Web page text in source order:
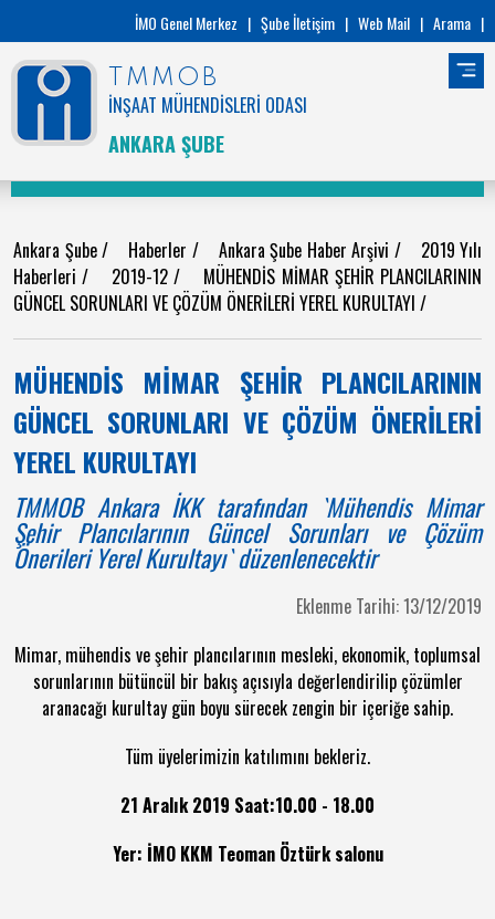
İMO Genel Merkez | Şube İletişim | Web Mail | Arama |
TMMOB
İNŞAAT MÜHENDİSLERİ ODASI
ANKARA ŞUBE
Ankara Şube/ Haberler / Ankara Şube Haber Arşivi / 2019 Yılı
Haberleri/ 2019-12/ MÜHENDİS MİMAR ŞEHİR PLANCILARININ
GÜNCEL SORUNLARI VE ÇÖZÜM ÖNERİLERİ YEREL KURULTAYI /
MÜHENDİS MİMAR ŞEHİR PLANCILARININ
GÜNCEL SORUNLARI VE ÇÖZÜM ÖNERİLERİ
YEREL KURULTAYI
TMMOB Ankara İKK tarafından `Mühendis Mimar
Şehir Plancılarının Güncel Sorunları ve Çözüm
Önerileri Yerel Kurultayı` düzenlenecektir
Eklenme Tarihi: 13/12/2019
Mimar, mühendis ve şehir plancılarının mesleki, ekonomik, toplumsal
sorunlarının bütüncül bir bakış açısıyla değerlendirilip çözümler
aranacağı kurultay gün boyu sürecek zengin bir içeriğe sahip.
Tüm üyelerimizin katılımını bekleriz.
21 Aralık 2019 Saat:10.00 - 18.00
Yer: İMO KKM Teoman Öztürk salonu